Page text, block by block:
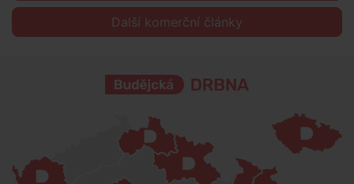
Další komerční články